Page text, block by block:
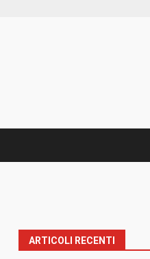
ARTICOLI RECENTI